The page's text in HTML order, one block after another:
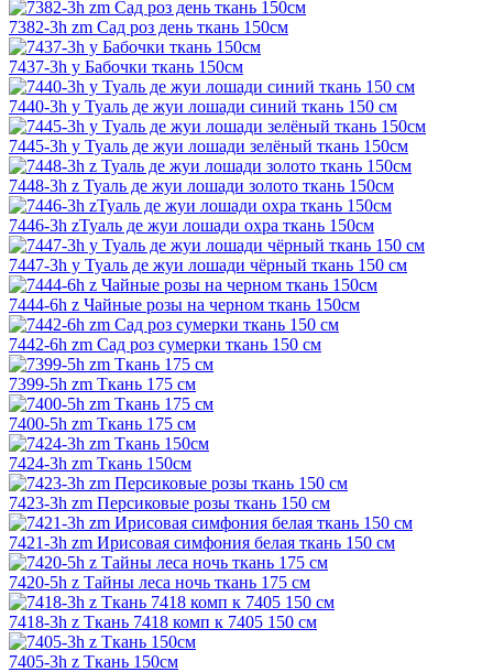
7382-3h zm Сад роз день ткань 150см
7437-3h y Бабочки ткань 150см
7440-3h y Туаль де жуи лошади синий ткань 150 см
7445-3h y Туаль де жуи лошади зелёный ткань 150см
7448-3h z Туаль де жуи лошади золото ткань 150см
7446-3h zТуаль де жуи лошади охра ткань 150см
7447-3h y Туаль де жуи лошади чёрный ткань 150 см
7444-6h z Чайные розы на черном ткань 150см
7442-6h zm Сад роз сумерки ткань 150 см
7399-5h zm Ткань 175 см
7400-5h zm Ткань 175 см
7424-3h zm Ткань 150см
7423-3h zm Персиковые розы ткань 150 см
7421-3h zm Ирисовая симфония белая ткань 150 см
7420-5h z Тайны леса ночь ткань 175 см
7418-3h z Ткань 7418 комп к 7405 150 см
7405-3h z Ткань 150см